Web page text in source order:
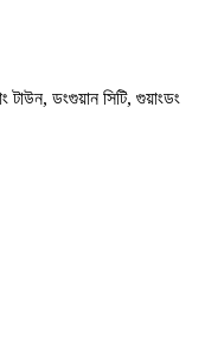
ডংগুয়ান সিটি, গুয়াংডং